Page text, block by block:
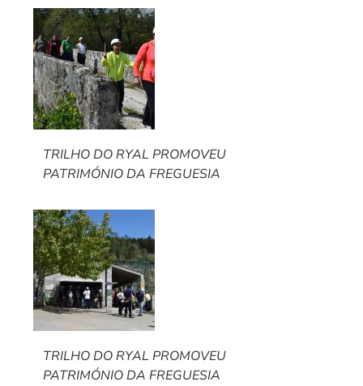
TRILHO DO RYAL PROMOVEU
PATRIMÓNIO DA FREGUESIA
TRILHO DO RYAL PROMOVEU
PATRIMÓNIO DA FREGUESIA